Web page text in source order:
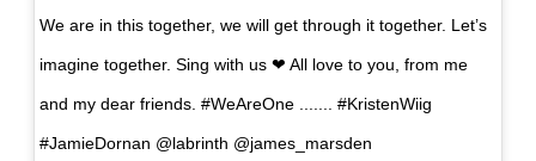
We are in this together, we will get through it together. Let’s
imagine together. Sing with us ❤ All love to you, from me
and my dear friends. #WeAreOne ....... #KristenWiig
#JamieDornan @labrinth @james_marsden